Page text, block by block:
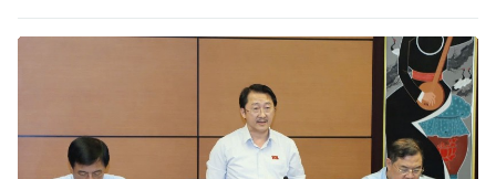
Phòng Văn hóa - Xã hội xã Bản Bo và 24 thành viên
câu lạc bộ.